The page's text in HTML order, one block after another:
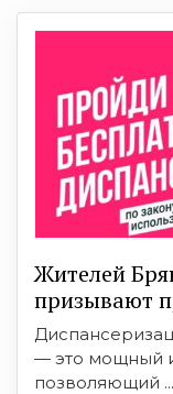
Жителей
призывают
— это мощный
позволяющий ...